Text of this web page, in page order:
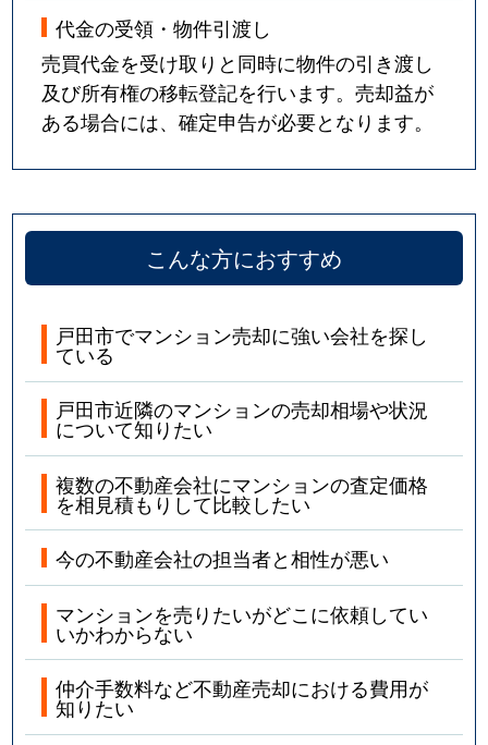
代金の受領・物件引渡し
売買代金を受け取りと同時に物件の引き渡し
及び所有権の移転登記を行います。売却益が
ある場合には、確定申告が必要となります。
こんな方におすすめ
戸田市でマンション売却に強い会社を探し
ている
戸田市近隣のマンションの売却相場や状況
について知りたい
複数の不動産会社にマンションの査定価格
を相見積もりして比較したい
今の不動産会社の担当者と相性が悪い
マンションを売りたいがどこに依頼してい
いかわからない
仲介手数料など不動産売却における費用が
知りたい